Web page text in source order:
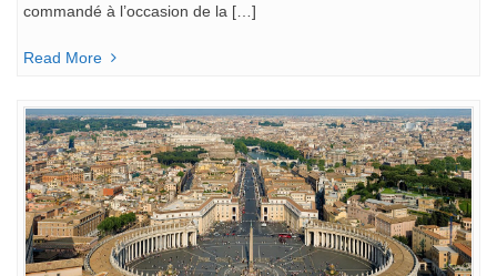
commandé à l’occasion de la […]
Read More